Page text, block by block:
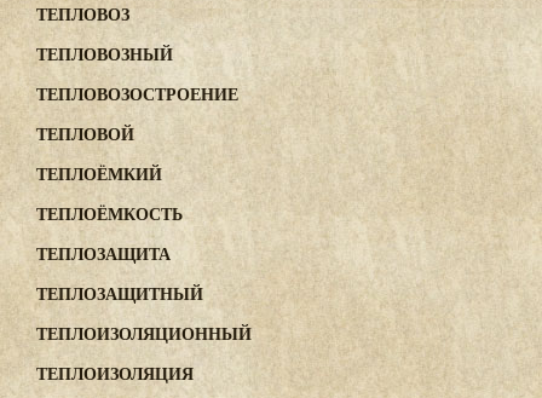
ТЕПЛОВОЗ
ТЕПЛОВОЗНЫЙ
ТЕПЛОВОЗОСТРОЕНИЕ
ТЕПЛОВОЙ
ТЕПЛОЁМКИЙ
ТЕПЛОЁМКОСТЬ
ТЕПЛОЗАЩИТА
ТЕПЛОЗАЩИТНЫЙ
ТЕПЛОИЗОЛЯЦИОННЫЙ
ТЕПЛОИЗОЛЯЦИЯ